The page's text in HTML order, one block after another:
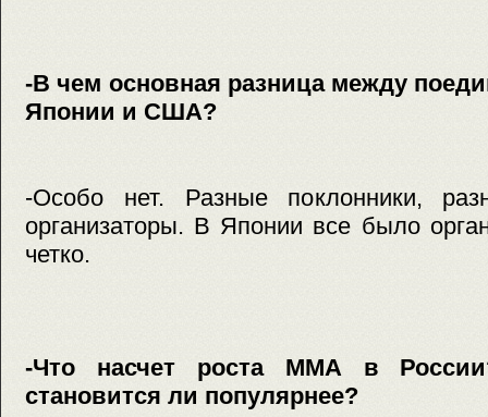
-В чем основная разница между
Японии и США?
-Особо нет. Разные поклонники,
организаторы. В Японии все было
четко.
-Что насчет роста ММА в
становится ли популярнее?